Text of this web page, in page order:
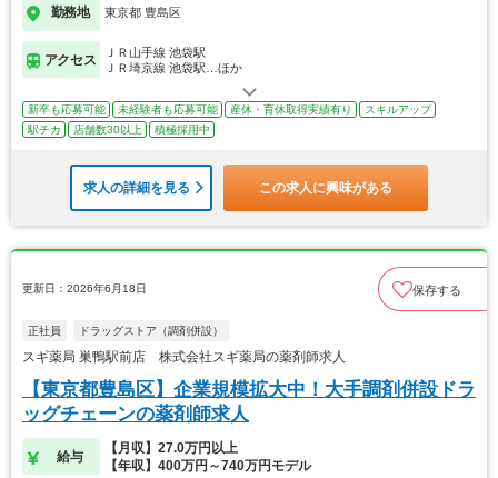
勤務地 東京都 豊島区
アクセス
ＪＲ山手線 池袋駅
ＪＲ埼京線 池袋駅…ほか
新卒も応募可能 未経験者も応募可能 産休・育休取得実績有り
スキルアップ
駅チカ
店舗数30以上 積極採用中
求人の詳細を見る この求人に興味がある
更新日：2026年6月18日 保存する
正社員 ドラッグストア（調剤併設）
スギ薬局 巣鴨駅前店 株式会社スギ薬局の薬剤師求人
【東京都豊島区】企業規模拡大中！大手調剤併設ドラ
ッグチェーンの薬剤師求人
給与
【月収】27.0万円以上
【年収】400万円～740万円モデル